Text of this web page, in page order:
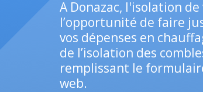
A Donazac, l'isolation
l’opportunité de faire
vos dépenses en
de l’isolation des
remplissant le
web.